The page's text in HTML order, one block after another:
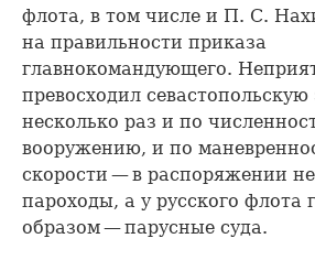
флота, в том числе и П. С.
на правильности приказа
главнокомандующего.
превосходил севастопольскую
несколько раз и по
вооружению, и по
скорости — в распоряжении
пароходы, а у русского флота
образом — парусные суда.